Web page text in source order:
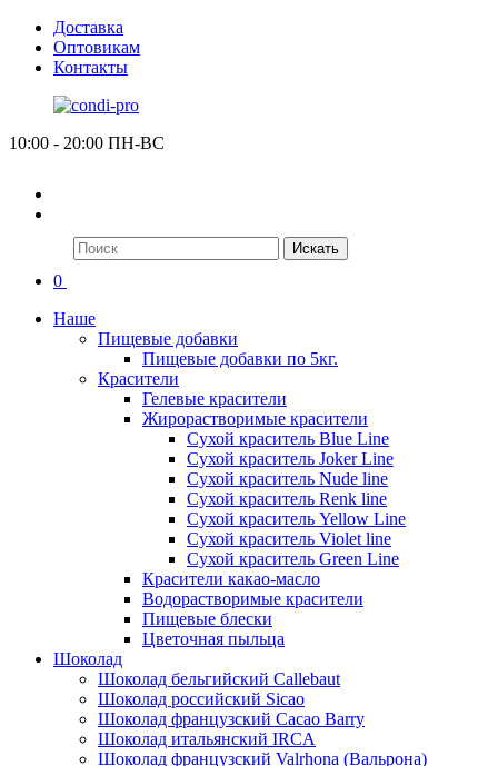
Доставка
Оптовикам
Контакты
10:00 - 20:00 ПН-ВС
Искать
0
Наше
Пищевые добавки
Пищевые добавки по 5кг.
Красители
Гелевые красители
Жирорастворимые красители
Сухой краситель Blue Line
Сухой краситель Joker Line
Сухой краситель Nude line
Сухой краситель Renk line
Сухой краситель Yellow Line
Сухой краситель Violet line
Сухой краситель Green Line
Красители какао-масло
Водорастворимые красители
Пищевые блески
Цветочная пыльца
Шоколад
Шоколад бельгийский Callebaut
Шоколад российский Sicao
Шоколад французский Cacao Barry
Шоколад итальянский IRCA
Шоколад французский Valrhona (Вальрона)